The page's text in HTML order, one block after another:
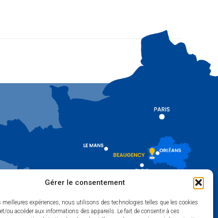
Gérer le consentement
meilleures expériences, nous utilisons des technologies telles que les cookies
ou accéder aux informations des appareils. Le fait de consentir à ces
: